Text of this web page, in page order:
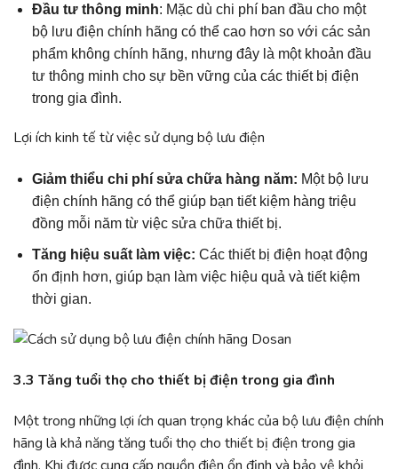
Đầu tư thông minh: Mặc dù chi phí ban đầu cho một
bộ lưu điện chính hãng có thể cao hơn so với các sản
phẩm không chính hãng, nhưng đây là một khoản đầu
tư thông minh cho sự bền vững của các thiết bị điện
trong gia đình.
Lợi ích kinh tế từ việc sử dụng bộ lưu điện
Giảm thiểu chi phí sửa chữa hàng năm: Một bộ lưu
điện chính hãng có thể giúp bạn tiết kiệm hàng triệu
đồng mỗi năm từ việc sửa chữa thiết bị.
Tăng hiệu suất làm việc: Các thiết bị điện hoạt động
ổn định hơn, giúp bạn làm việc hiệu quả và tiết kiệm
thời gian.
3.3 Tăng tuổi thọ cho thiết bị điện trong gia đình
Một trong những lợi ích quan trọng khác của bộ lưu điện chính
hãng là khả năng tăng tuổi thọ cho thiết bị điện trong gia